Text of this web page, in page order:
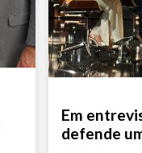
Em
defende